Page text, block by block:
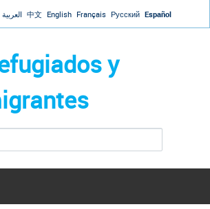
Jump to navigationالعربية 中文 English Français Русский Español
y